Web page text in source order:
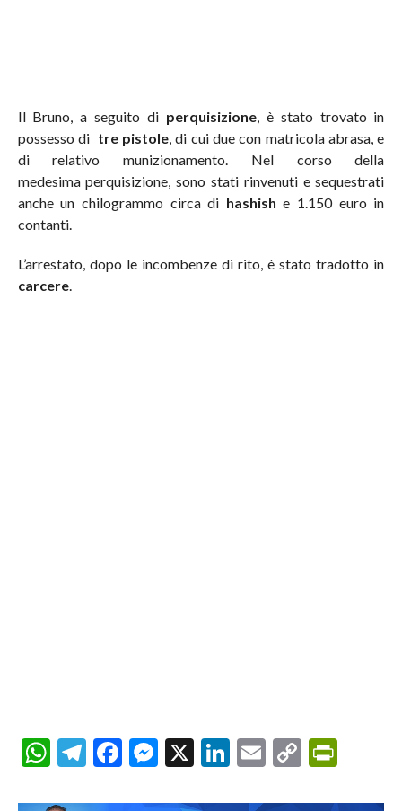
Il Bruno, a seguito di perquisizione, è stato trovato in
possesso di tre pistole, di cui due con matricola abrasa, e
di relativo munizionamento. Nel corso della
medesima perquisizione, sono stati rinvenuti e sequestrati
anche un chilogrammo circa di hashish e 1.150 euro in
contanti.
L’arrestato, dopo le incombenze di rito, è stato tradotto in
carcere.
WhatsApp
Telegram
Facebook
Messenger
X LinkedIn
Email
Copy